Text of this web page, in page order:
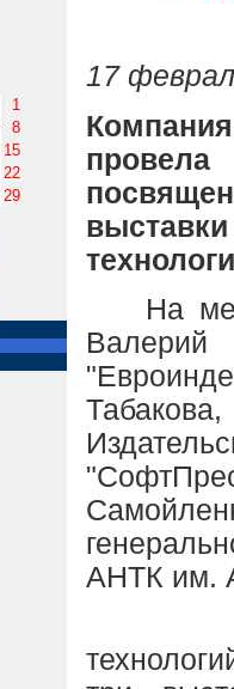
1
8
15
22
29
17
провела
На
АНТК им.